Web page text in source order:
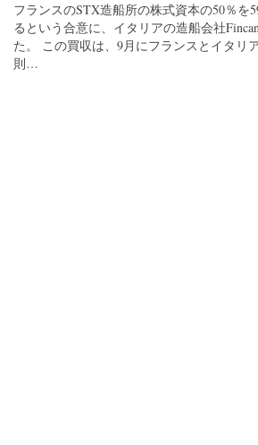
フランスのSTX造船所の株式資本の50％を
るという合意に、イタリアの造船会社
た。 この買収は、9月にフランスとイタリ
則…